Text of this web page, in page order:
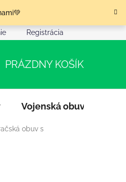
osobných údajov
Registrácia
PRÁZDNY KOŠÍK
Vojenská obuv
obuv s